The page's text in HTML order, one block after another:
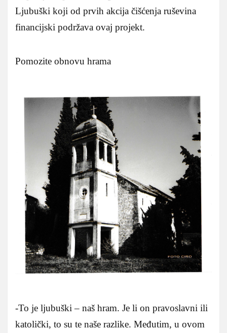
Ljubuški koji od prvih akcija čišćenja ruševina
financijski podržava ovaj projekt.
Pomozite obnovu hrama
-To je ljubuški – naš hram. Je li on pravoslavni ili
katolički, to su te naše razlike. Međutim, u ovom